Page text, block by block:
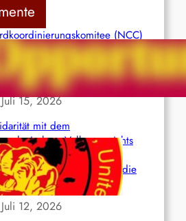
(NCC)
Partei Indiens
Postmoderner
Juli 15, 2026
mit dem
Volk angesichts
verlorenen Leben und der
Situation durch die
des 24. Juni!
Juli 12, 2026